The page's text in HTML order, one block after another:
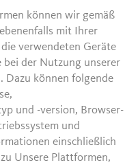
können wir gemäß
mit Ihrer
verwendeten Geräte
bei der Nutzung unserer
Dazu können folgende
und -version, Browser-
und
einschließlich
Unsere Plattformen,